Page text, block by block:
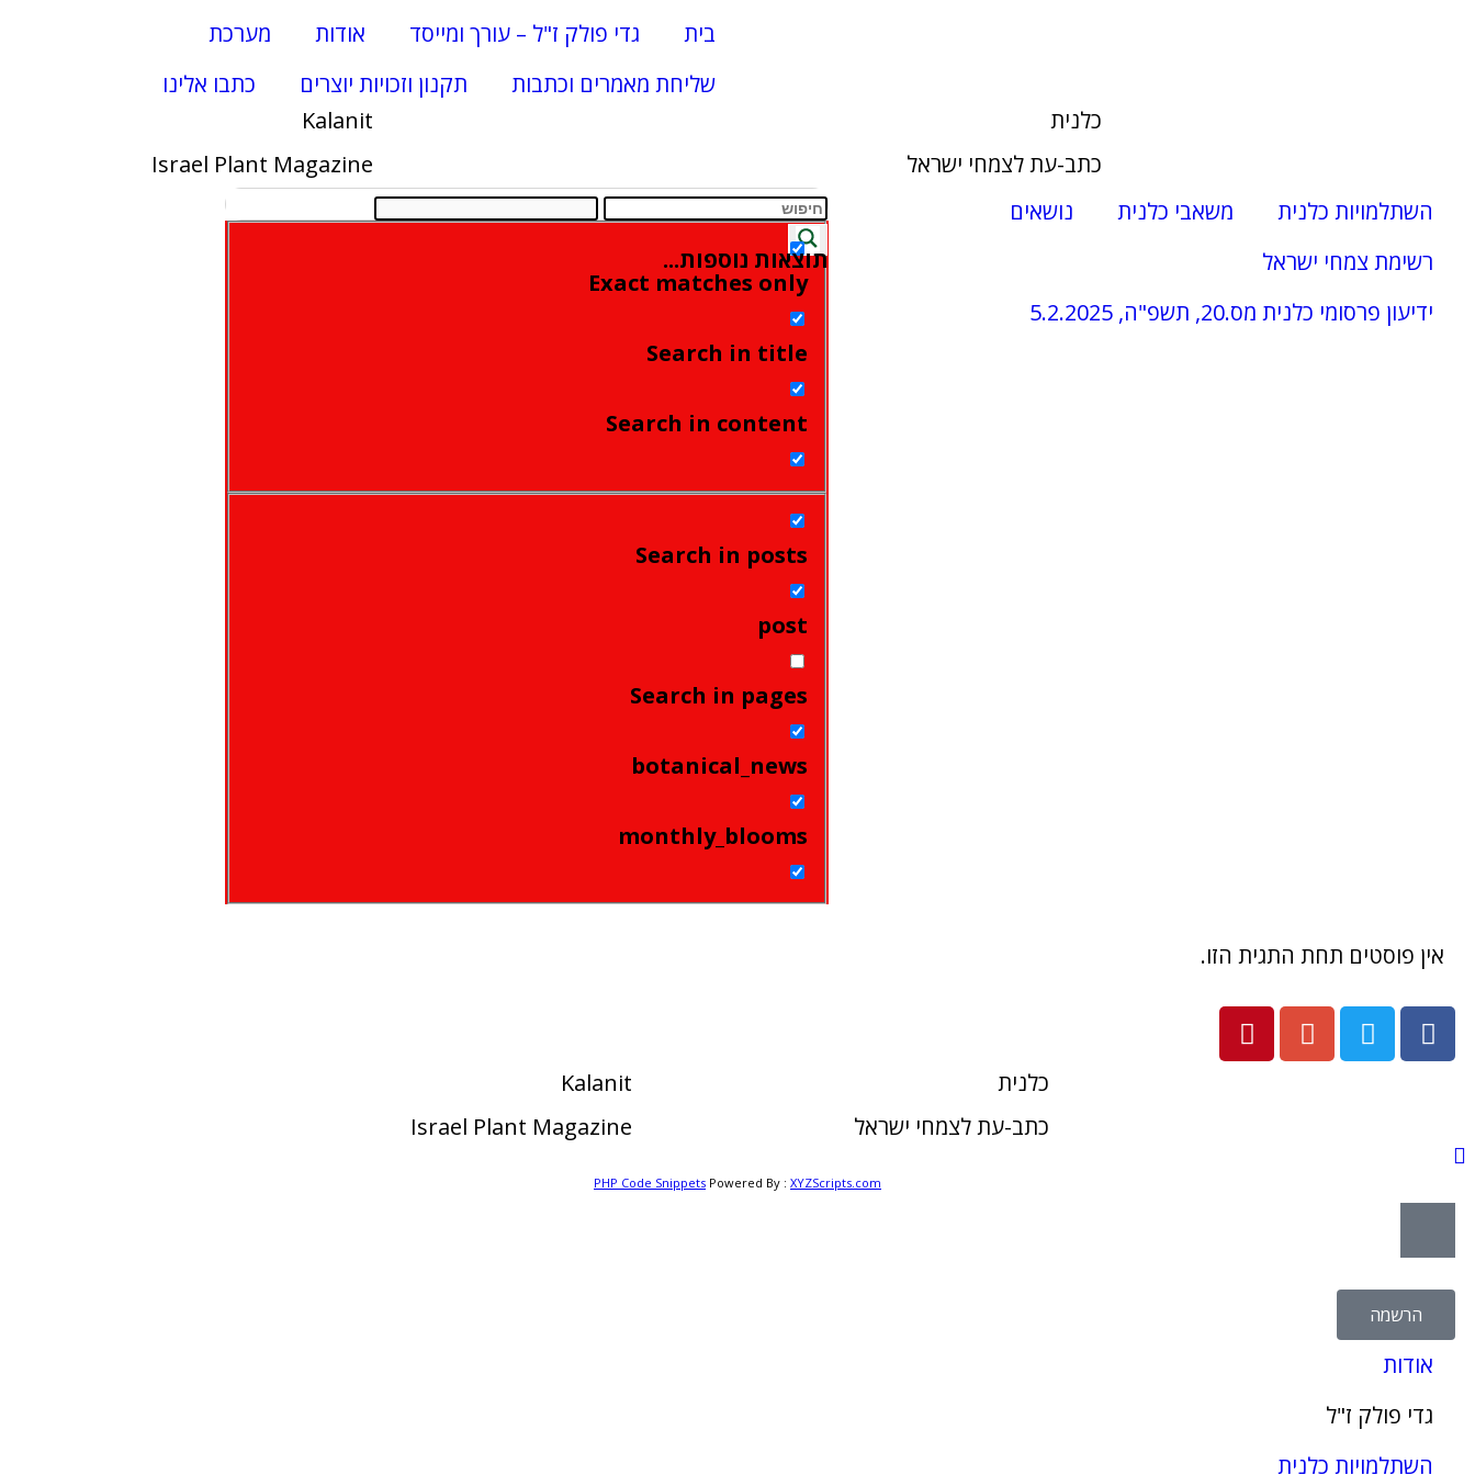
בית גדי פולק ז"ל – עורך ומייסד אודות
מערכת
שליחת מאמרים וכתבות
תקנון וזכויות יוצרים
כתבו אלינו
כלנית
כתב-עת לצמחי ישראל
Kalanit
Israel Plant Magazine
השתלמויות כלנית
משאבי כלנית
נושאים
רשימת צמחי ישראל
ידיעון פרסומי כלנית מס.20, תשפ"ה, 5.2.2025
תוצאות נוספות...
Exact matches only
Search in title
Search in content
Search in posts
post
Search in pages
botanical_news
monthly_blooms
אין פוסטים תחת התגית הזו.
כלנית
כתב-עת לצמחי ישראל
Kalanit
Israel Plant Magazine
PHP Code Snippets Powered By : XYZScripts.com
הרשמה
אודות
גדי פולק ז"ל
השתלמויות כלנית